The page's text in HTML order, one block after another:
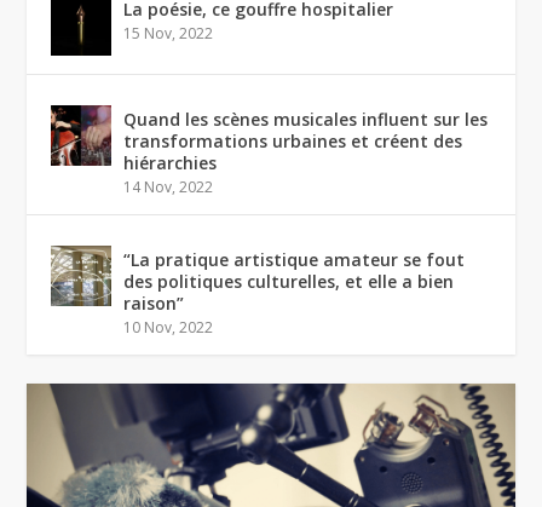
La poésie, ce gouffre hospitalier
15 Nov, 2022
Quand les scènes musicales influent sur les
transformations urbaines et créent des
hiérarchies
14 Nov, 2022
“La pratique artistique amateur se fout
des politiques culturelles, et elle a bien
raison”
10 Nov, 2022